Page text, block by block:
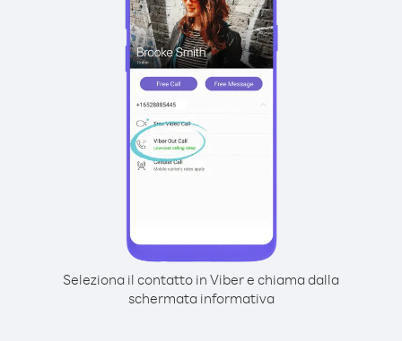
Seleziona il contatto in Viber e chiama dalla
schermata informativa